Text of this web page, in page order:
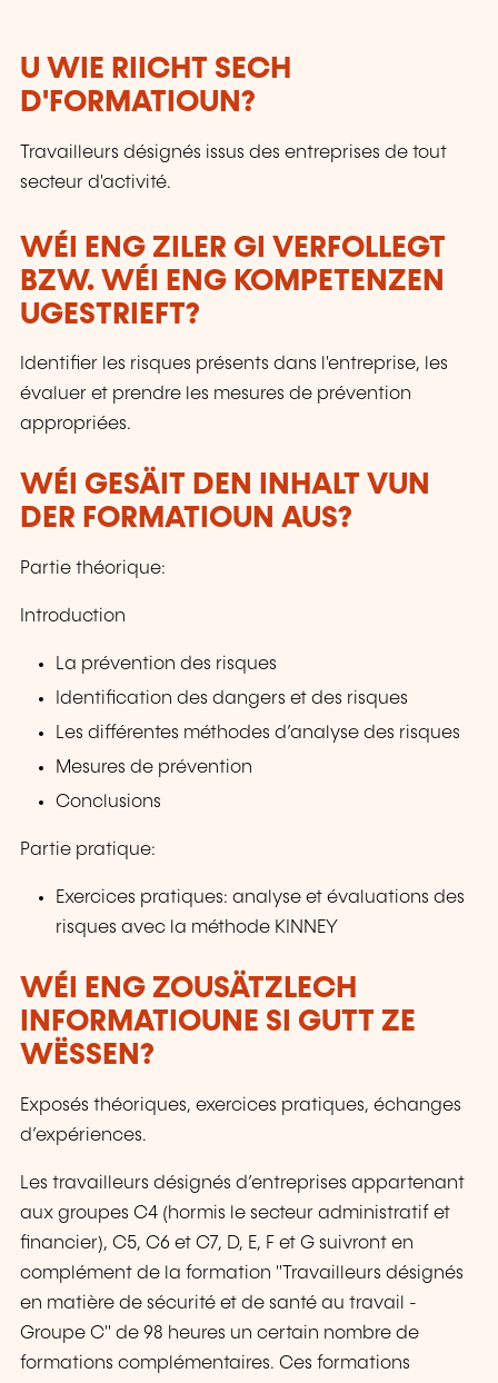
U WIE RIICHT SECH
D'FORMATIOUN?
Travailleurs désignés issus des entreprises de tout
secteur d'activité.
WÉI ENG ZILER GI VERFOLLEGT
BZW. WÉI ENG KOMPETENZEN
UGESTRIEFT?
Identifier les risques présents dans l'entreprise, les
évaluer et prendre les mesures de prévention
appropriées.
WÉI GESÄIT DEN INHALT VUN
DER FORMATIOUN AUS?
Partie théorique:
Introduction
La prévention des risques
Identification des dangers et des risques
Les différentes méthodes d’analyse des risques
Mesures de prévention
Conclusions
Partie pratique:
Exercices pratiques: analyse et évaluations des
risques avec la méthode KINNEY
WÉI ENG ZOUSÄTZLECH
INFORMATIOUNE SI GUTT ZE
WËSSEN?
Exposés théoriques, exercices pratiques, échanges
d’expériences.
Les travailleurs désignés d’entreprises appartenant
aux groupes C4 (hormis le secteur administratif et
financier), C5, C6 et C7, D, E, F et G suivront en
complément de la formation "Travailleurs désignés
en matière de sécurité et de santé au travail -
Groupe C" de 98 heures un certain nombre de
formations complémentaires. Ces formations